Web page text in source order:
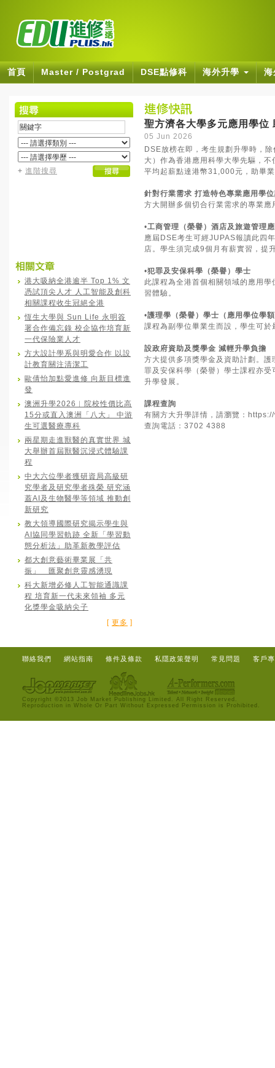
首頁 Master / Postgrad DSE點修科 海外升學
+ 進階搜尋
港大吸納全港逾半 Top 1% 文
憑試頂尖人才 人工智能及創科
相關課程收生冠絕全港
恆生大學與 Sun Life 永明簽
署合作備忘錄 校企協作培育新
一代保險業人才
方大設計學系與明愛合作 以設
計教育關注清潔工
歐倩怡加點愛進修 向新目標進
發
澳洲升學2026︱院校性價比高
15分或直入澳洲「八大」 中游
生可選醫療專科
兩星期走進獸醫的真實世界 城
大舉辦首屆獸醫沉浸式體驗課
程
中大六位學者獲研資局高級研
究學者及研究學者殊榮 研究涵
蓋AI及生物醫學等領域 推動創
新研究
教大領導國際研究揭示學生與
AI協同學習軌跡 全新「學習動
態分析法」助革新教學評估
都大創意藝術畢業展「共
振」 匯聚創意靈感湧現
科大新增必修人工智能通識課
程 培育新一代未來領袖 多元
化獎學金吸納尖子
[ 更多 ]
聖方濟各大學多元應用學位
05 Jun 2026
DSE放榜在即，考生規劃升學時，
大）作為香港應用科學大學先驅，
平均起薪點達港幣31,000元，助畢
針對行業需求 打造特色專業應用學
方大開辦多個切合行業需求的專業
•工商管理（榮譽）酒店及旅遊管理
應屆DSE考生可經JUPAS報讀此四
店。學生須完成9個月有薪實習，提
•犯罪及安保科學（榮譽）學士
此課程為全港首個相關領域的應用
習體驗。
•護理學（榮譽）學士（應用學位學
課程為副學位畢業生而設，學生可
設政府資助及獎學金 減輕升學負擔
方大提供多項獎學金及資助計劃。
罪及安保科學（榮譽）學士課程亦
升學發展。
課程查詢
有關方大升學詳情，請瀏覽：
查詢電話：3702 4388
聯絡我們 網站指南 條件及條款 私隱政策聲明 常見問題 客戶
Copyright ©2013 Job Market Publishing Limited. All Right Reserved.
Reproduction in Whole Or Part Without Expressed Permission is Prohibited.